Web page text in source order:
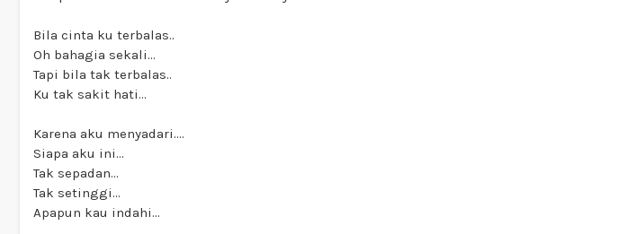
Bila cinta ku terbalas..
Oh bahagia sekali...
Tapi bila tak terbalas..
Ku tak sakit hati...
Karena aku menyadari....
Siapa aku ini...
Tak sepadan...
Tak setinggi...
Apapun kau indahi...